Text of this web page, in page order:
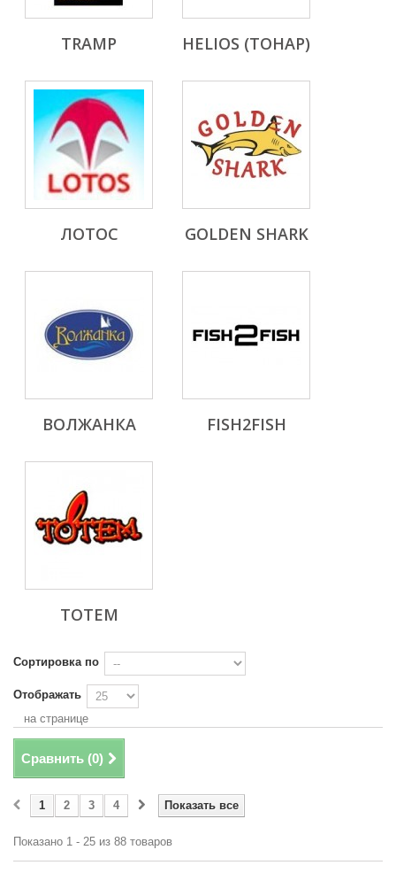
TRAMP HELIOS (ТОНАР)
ЛОТОС GOLDEN SHARK
ВОЛЖАНКА FISH2FISH
TOTEM
Сортировка по
Отображать
на странице
Сравнить (0)
Показать все
1 2 3 4
Показано 1 - 25 из 88 товаров